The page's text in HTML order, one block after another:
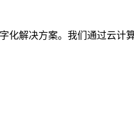
化解决方案。我们通过云计